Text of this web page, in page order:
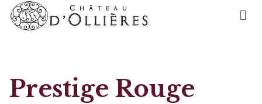
Prestige Rouge